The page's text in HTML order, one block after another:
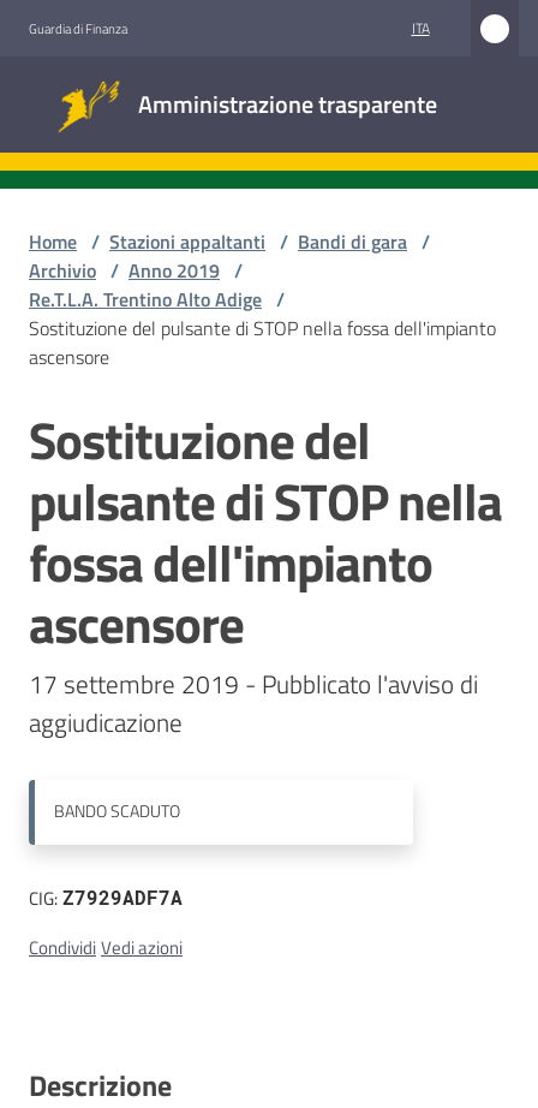
Guardia di Finanza ITA
Amministrazione trasparente
trasparente
Accesso
civico
appaltanti
Home / Stazioni appaltanti / Bandi di gara /
Archivio / Anno 2019 /
Re.T.L.A. Trentino Alto Adige /
Sostituzione del pulsante di STOP nella fossa dell'impianto
ascensore
Salta al contenuto
Sostituzione del
pulsante di STOP nella
fossa dell'impianto
ascensore
17 settembre 2019 - Pubblicato l'avviso di
aggiudicazione
BANDOSCADUTO
CIG:Z7929ADF7A
CondividiVedi azioni
Descrizione